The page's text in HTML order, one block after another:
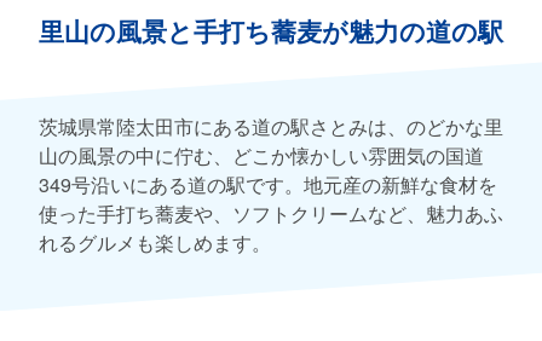
里山の風景と手打ち蕎麦が魅力の道の駅
茨城県常陸太田市にある道の駅さとみは、のどかな里
山の風景の中に佇む、どこか懐かしい雰囲気の国道
349号沿いにある道の駅です。地元産の新鮮な食材を
使った手打ち蕎麦や、ソフトクリームなど、魅力あふ
れるグルメも楽しめます。